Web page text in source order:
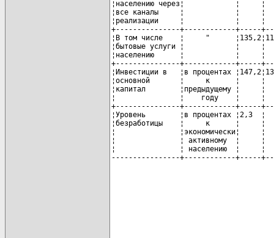
¦населению через¦
¦все каналы     ¦            ¦
¦реализации     ¦            ¦
+---------------+------------+-----
¦В том числе    ¦     "
¦бытовые услуги ¦            ¦
¦населению      ¦            ¦
+---------------+------------+-----
¦Инвестиции в   ¦в процентах
¦основной       ¦     к      ¦
¦капитал        ¦предыдущему
¦               ¦    году    ¦
+---------------+------------+-----
¦Уровень        ¦в процентах
¦безработицы    ¦     к      ¦
¦               ¦экономически¦
¦               ¦ активному  ¦
¦               ¦ населению  ¦
----------------+------------+-----